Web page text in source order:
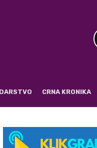
CRNA KRONIKA